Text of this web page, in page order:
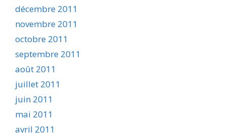
décembre 2011
novembre 2011
octobre 2011
septembre 2011
août 2011
juillet 2011
juin 2011
mai 2011
avril 2011